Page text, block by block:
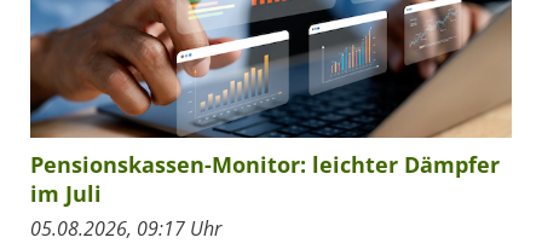
Pensionskassen-Monitor: leichter Dämpfer
im Juli
05.08.2026, 09:17 Uhr